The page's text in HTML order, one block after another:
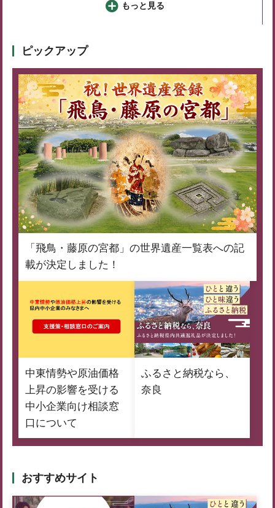
もっと見る
ピックアップ
「飛鳥・藤原の宮都」の世界遺産一覧表への記
載が決定しました！
中東情勢や原油価格
上昇の影響を受ける
中小企業向け相談窓
口について
ふるさと納税なら、
奈良
おすすめサイト